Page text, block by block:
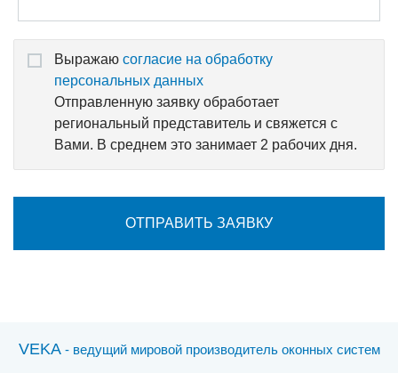
Выражаю согласие на обработку
персональных данных
Отправленную заявку обработает
региональный представитель и свяжется с
Вами. В среднем это занимает 2 рабочих дня.
ОТПРАВИТЬ ЗАЯВКУ
VEKA - ведущий мировой производитель оконных систем